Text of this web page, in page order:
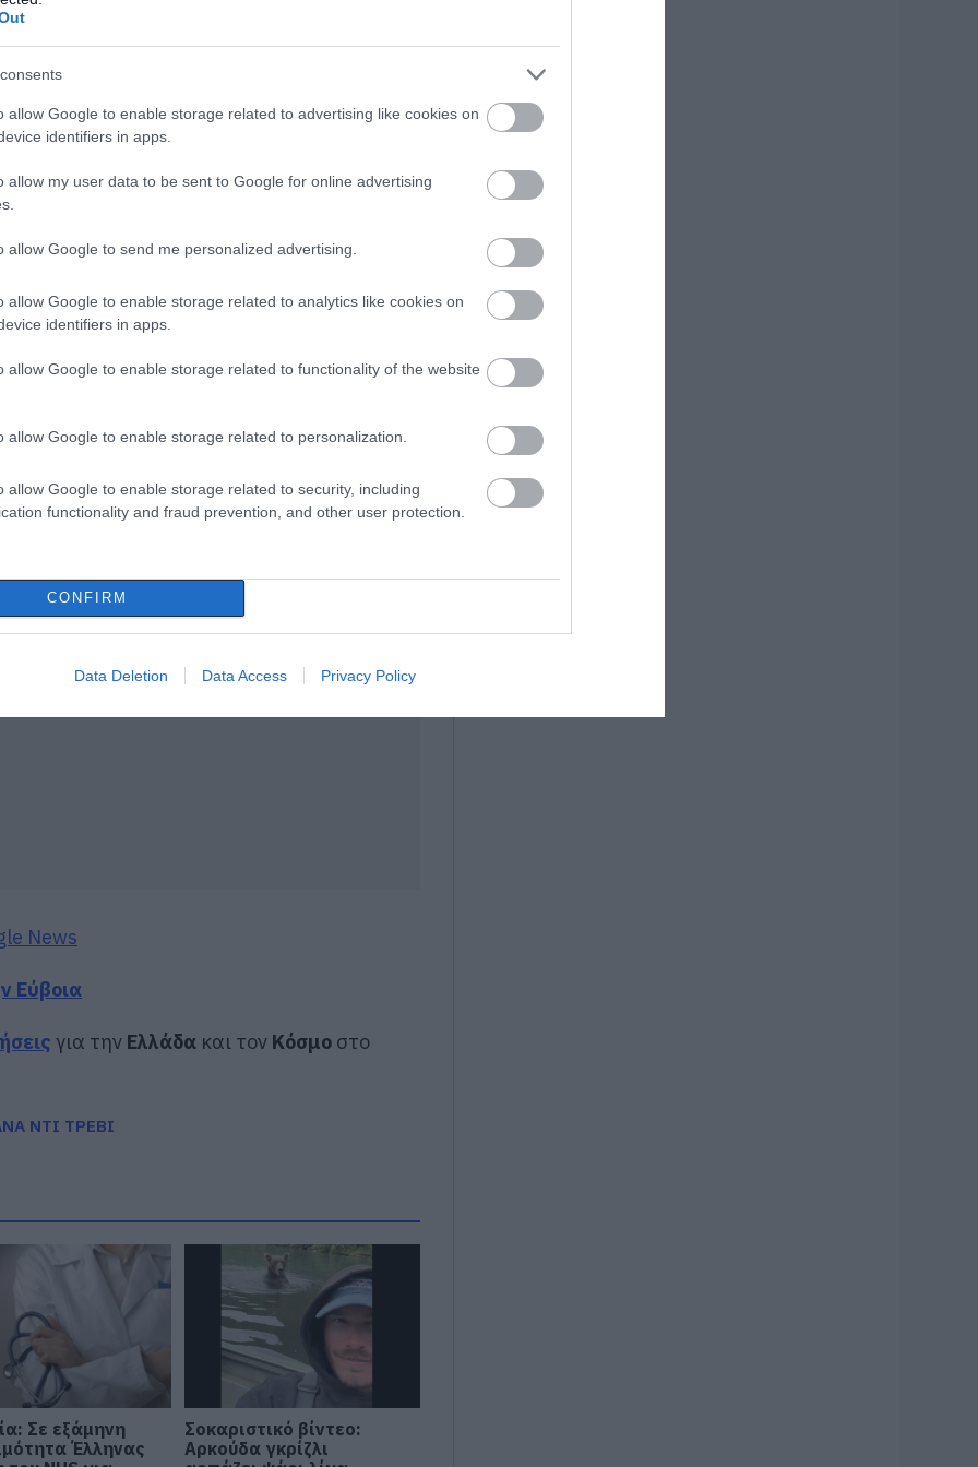
allow Google to enable storage related to advertising like cookies on
identifiers in apps.
allow my user data to be sent to Google for online advertising
allow Google to send me personalized advertising.
allow Google to enable storage related to analytics like cookies on
identifiers in apps.
allow Google to enable storage related to functionality of the website
allow Google to enable storage related to personalization.
allow Google to enable storage related to security, including
functionality and fraud prevention, and other user protection.
CONFIRM
Data Deletion Data Access Privacy Policy
Ιταλία. Το πρόστιμο θα έπρεπε να είναι
με εγγύηση. Αν δεν
τρίτος.
χρόνια σημείο συχνών περιστατικών
Παρόμοια περιστατικά με τουρίστες να
και στο παρελθόν.
News
Εύβοια
για την Ελλάδα και τον Κόσμο στο
ΝΤΙ ΤΡΕΒΙ
Σε εξάμηνη
Έλληνας
Σοκαριστικό βίντεο:
Αρκούδα γκρίζλι
μέσα σε μαγευτικό
δάσος
06.08.2026 | 15:45
Ποιοι πληρώνονται
έως και αύριο
Συναγερμός στη
έπεσε από την
Υψηλή Γέφυρα